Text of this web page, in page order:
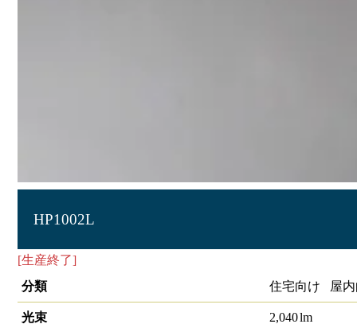
HP1002L
[生産終了]
分類
住宅向け 屋
光束 2,040lm